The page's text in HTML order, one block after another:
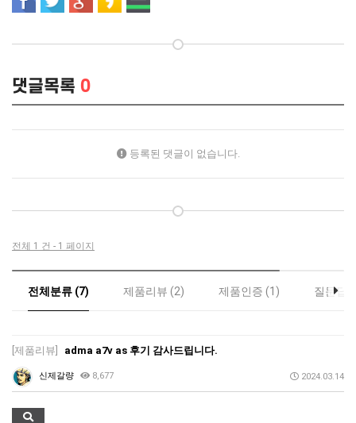
댓글목록 0
등록된 댓글이 없습니다.
전체 1 건 - 1 페이지
전체분류 (7) 제품리뷰 (2) 제품인증 (1) 질문답
[제품리뷰] adma a7v as 후기 감사드립니다.
신제갈량 8,677 2024.03.14